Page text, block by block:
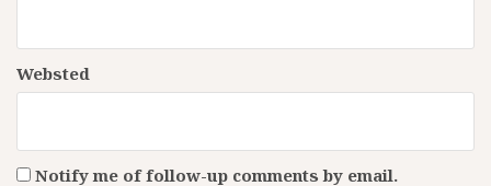
Websted
Notify me of follow-up comments by email.